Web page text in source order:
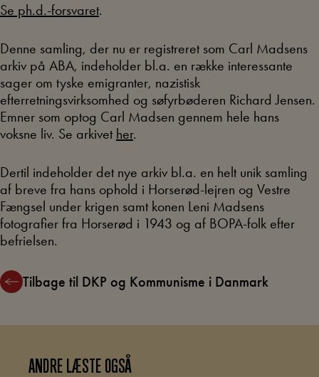
Se ph.d.-forsvaret.
Denne samling, der nu er registreret som Carl Madsens
arkiv på ABA, indeholder bl.a. en række interessante
sager om tyske emigranter, nazistisk
efterretningsvirksomhed og søfyrbøderen Richard Jensen.
Emner som optog Carl Madsen gennem hele hans
voksne liv. Se arkivet her.
Dertil indeholder det nye arkiv bl.a. en helt unik samling
af breve fra hans ophold i Horserød-lejren og Vestre
Fængsel under krigen samt konen Leni Madsens
fotografier fra Horserød i 1943 og af BOPA-folk efter
befrielsen.
Tilbage til DKP og Kommunisme i Danmark
ANDRE LÆSTE OGSÅ